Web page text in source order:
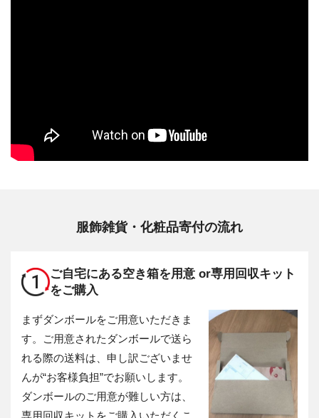
服飾雑貨・化粧品寄付の流れ
1 ご自宅にある空き箱を用意 or専用回収キット
をご購入
まずダンボールをご用意いただきま
す。ご用意されたダンボールで送ら
れる際の送料は、申し訳ございませ
んが“お客様負担”でお願いします。
ダンボールのご用意が難しい方は、